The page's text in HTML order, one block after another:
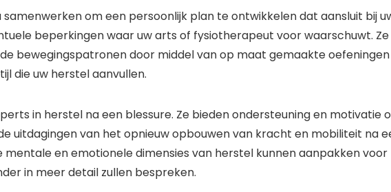
om een ​​persoonlijk plan te ontwikkelen dat aansluit bij
beperkingen waar uw arts of fysiotherapeut voor waarschuwt. Ze
bewegingspatronen door middel van op maat gemaakte oefeningen
die uw herstel aanvullen.
in herstel na een blessure. Ze bieden ondersteuning en motivatie
uitdagingen van het opnieuw opbouwen van kracht en mobiliteit na
mentale en emotionele dimensies van herstel kunnen aanpakken voor
in meer detail zullen bespreken.